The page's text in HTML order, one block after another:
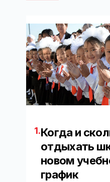
1.Когда и
отдыхать
новом
график